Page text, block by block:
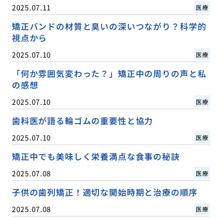
2025.07.11 医療
矯正バンドの材質と臭いの深いつながり？科学的
視点から
2025.07.10 医療
「何か雰囲気変わった？」矯正中の周りの声と私
の感想
2025.07.10 医療
歯科医が語る輪ゴムの重要性と協力
2025.07.10 医療
矯正中でも美味しく栄養満点な食事の秘訣
2025.07.08 医療
子供の歯列矯正！適切な開始時期と治療の順序
2025.07.08 医療